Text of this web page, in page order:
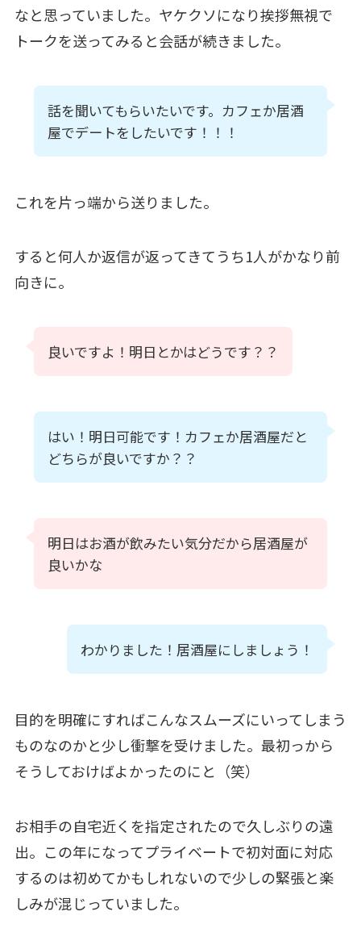
なと思っていました。ヤケクソになり挨拶無視で
トークを送ってみると会話が続きました。
話を聞いてもらいたいです。カフェか居酒
屋でデートをしたいです！！！
これを片っ端から送りました。
すると何人か返信が返ってきてうち1人がかなり前
向きに。
良いですよ！明日とかはどうです？？
はい！明日可能です！カフェか居酒屋だと
どちらが良いですか？？
明日はお酒が飲みたい気分だから居酒屋が
良いかな
わかりました！居酒屋にしましょう！
目的を明確にすればこんなスムーズにいってしまう
ものなのかと少し衝撃を受けました。最初っから
そうしておけばよかったのにと（笑）
お相手の自宅近くを指定されたので久しぶりの遠
出。この年になってプライベートで初対面に対応
するのは初めてかもしれないので少しの緊張と楽
しみが混じっていました。